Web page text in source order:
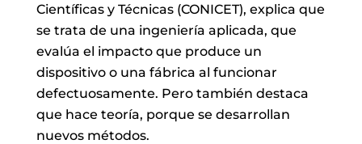
Científicas y Técnicas (CONICET), explica que
se trata de una ingeniería aplicada, que
evalúa el impacto que produce un
dispositivo o una fábrica al funcionar
defectuosamente. Pero también destaca
que hace teoría, porque se desarrollan
nuevos métodos.